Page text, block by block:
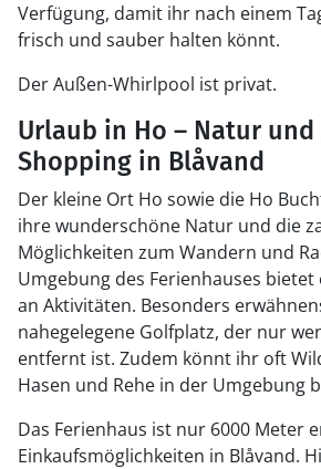
Verfügung, damit ihr nach einem
frisch und sauber halten könnt.
Der Außen-Whirlpool ist privat.
Urlaub in Ho – Natur
Shopping in Blåvand
Der kleine Ort Ho sowie die Ho
ihre wunderschöne Natur und die
Möglichkeiten zum Wandern und
Umgebung des Ferienhauses bietet
an Aktivitäten. Besonders
nahegelegene Golfplatz, der nur
entfernt ist. Zudem könnt ihr oft
Hasen und Rehe in der Umgebung
Das Ferienhaus ist nur 6000 Meter
Einkaufsmöglichkeiten in Blåvand.